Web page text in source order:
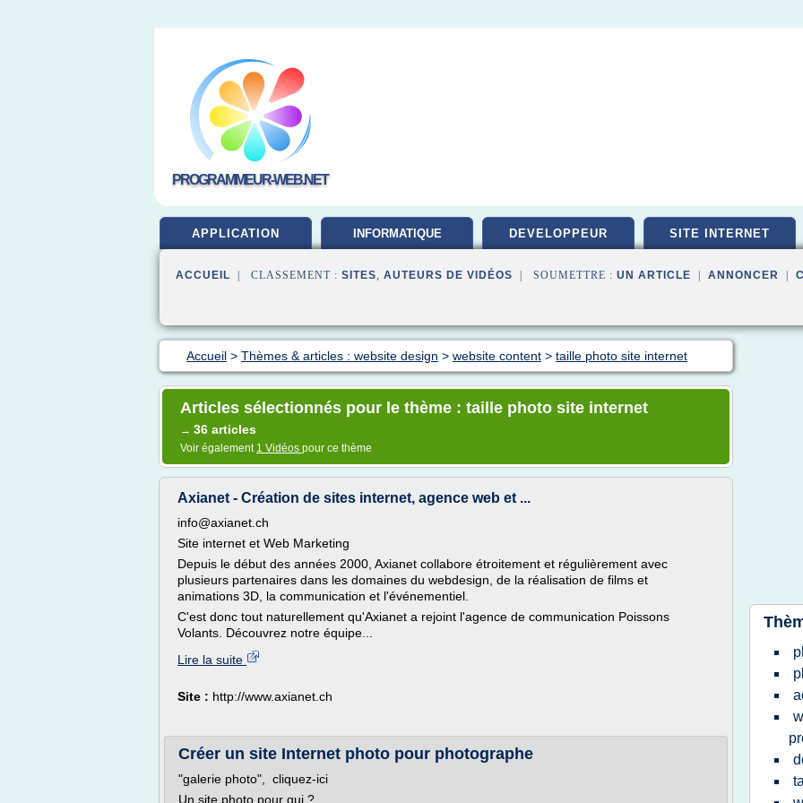
PROGRAMMEUR-WEB.NET
APPLICATION INFORMATIQUE DEVELOPPEUR SITE INTERNET
ACCUEIL | CLASSEMENT : SITES, AUTEURS DE VIDÉOS | SOUMETTRE : UN ARTICLE ANNONCER
Accueil > Thèmes & articles : website design > website content > taille photo site internet
Articles sélectionnés pour le thème : taille photo site internet
→ 36 articles
Voir également 1 Vidéos pour ce thème
Axianet - Création de sites internet, agence web et ...
info@axianet.ch
Site internet et Web Marketing
Depuis le début des années 2000, Axianet collabore étroitement et régulièrement avec
plusieurs partenaires dans les domaines du webdesign, de la réalisation de films et
animations 3D, la communication et l'événementiel.
C'est donc tout naturellement qu'Axianet a rejoint l'agence de communication Poissons
Volants. Découvrez notre équipe...
Lire la suite
Site : http://www.axianet.ch
Créer un site Internet photo pour photographe
"galerie photo", cliquez-ici
Un site photo pour qui ?